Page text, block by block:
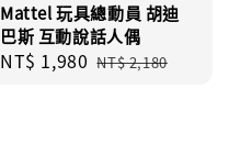
Mattel 玩具總動員 胡迪
巴斯 互動說話人偶
Sale
NT$ 1,980 Regular
NT$ 2,180